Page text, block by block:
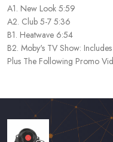
A1. New Look 5:59
A2. Club 5-7 5:36
B1. Heatwave 6:54
B2. Moby's TV Show:
Plus The Following Promo